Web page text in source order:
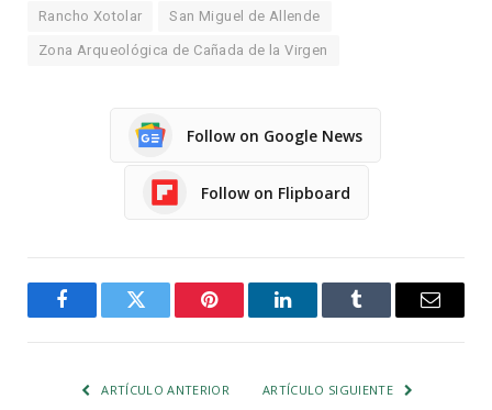
Rancho Xotolar San Miguel de Allende
Zona Arqueológica de Cañada de la Virgen
Follow on Google News
Follow on Flipboard
FacebookTwitter Pinterest LinkedInTumblr Email
ARTÍCULO ANTERIOR ARTÍCULO SIGUIENTE